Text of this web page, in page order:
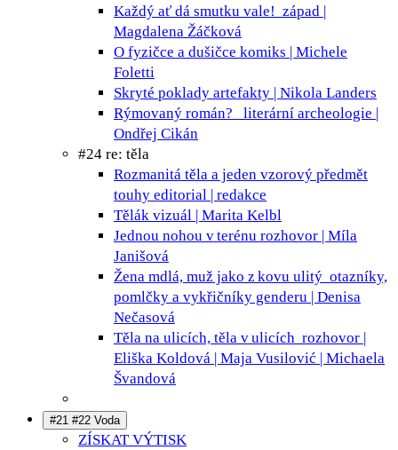
Každý ať dá smutku vale! západ |
Magdalena Žáčková
O fyzičce a dušičce komiks | Michele
Foletti
Skryté poklady artefakty | Nikola Landers
Rýmovaný román?
literární archeologie |
Ondřej Cikán
#24 re: těla
Rozmanitá těla a jeden vzorový předmět
touhy editorial | redakce
Tělák vizuál | Marita Kelbl
Jednou nohou v terénu rozhovor | Míla
Janišová
Žena mdlá, muž jako z kovu ulitý otazníky,
pomlčky a vykřičníky genderu | Denisa
Nečasová
Těla na ulicích, těla v ulicích rozhovor |
Eliška Koldová | Maja Vusilović | Michaela
Švandová
#21 #22 Voda
ZÍSKAT VÝTISK